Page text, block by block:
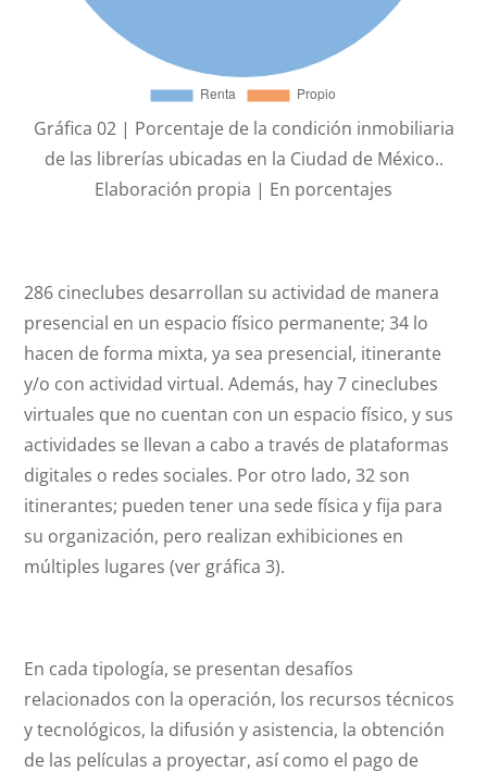
Gráfica 02 | Porcentaje de la condición inmobiliaria
de las librerías ubicadas en la Ciudad de México..
Elaboración propia | En porcentajes
286 cineclubes desarrollan su actividad de manera
presencial en un espacio físico permanente; 34 lo
hacen de forma mixta, ya sea presencial, itinerante
y/o con actividad virtual. Además, hay 7 cineclubes
virtuales que no cuentan con un espacio físico, y sus
actividades se llevan a cabo a través de plataformas
digitales o redes sociales. Por otro lado, 32 son
itinerantes; pueden tener una sede física y fija para
su organización, pero realizan exhibiciones en
múltiples lugares (ver gráfica 3).
En cada tipología, se presentan desafíos
relacionados con la operación, los recursos técnicos
y tecnológicos, la difusión y asistencia, la obtención
de las películas a proyectar, así como el pago de